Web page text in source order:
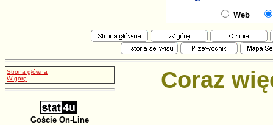
Web
Strona główna
W górę
Goście On-Line
Coraz